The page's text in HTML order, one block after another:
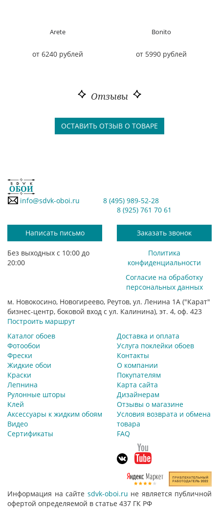
Arete
от 6240 рублей
Bonito
от 5990 рублей
Отзывы
ОСТАВИТЬ ОТЗЫВ О ТОВАРЕ
info@sdvk-oboi.ru
8 (495) 989-52-28
8 (925) 761 70 61
Написать письмо Заказать звонок
Без выходных с 10:00 до
20:00
Политика
конфиденциальности
Согласие на обработку
персональных данных
м. Новокосино, Новогиреево, Реутов, ул. Ленина 1А ("Карат"
бизнес-центр, боковой вход с ул. Калинина), эт. 4, оф. 423
Построить маршрут
Каталог обоев
Фотообои
Фрески
Жидкие обои
Краски
Лепнина
Рулонные шторы
Клей
Аксессуары к жидким обоям
Видео
Сертификаты
Доставка и оплата
Услуга поклейки обоев
Контакты
О компании
Покупателям
Карта сайта
Дизайнерам
Отзывы о магазине
Условия возврата и обмена
товара
FAQ
Информация на сайте sdvk-oboi.ru не является публичной
офертой определяемой в статье 437 ГК РФ